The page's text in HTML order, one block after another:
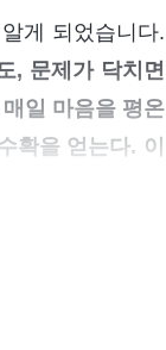
게 되었습니다.
, 문제가 닥치면
일 마음을 평온
확을 얻는다. 이
은 본분 이행으
않는다. 사실,
느낀다면, 사역